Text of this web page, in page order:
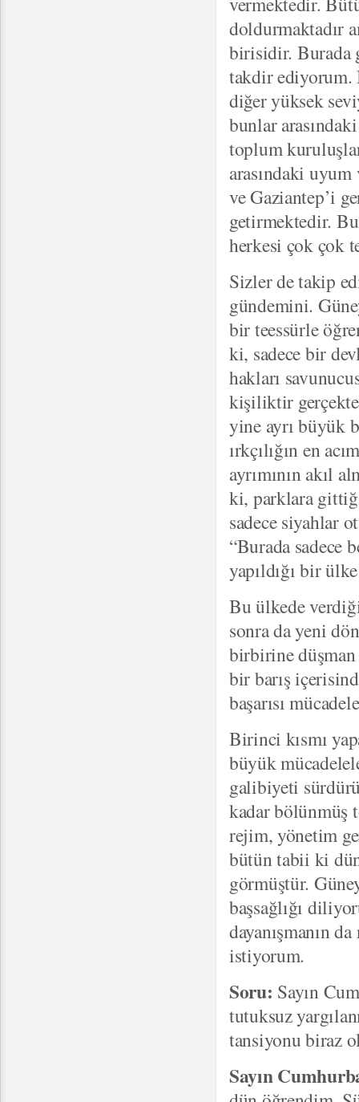
doldurmaktadır
birisidir. Burada
takdir ediyorum.
diğer yüksek
bunlar
toplum
arasındaki
ve Gaziantep’i
getirmektedir.
herkesi çok çok
Sizler de takip
gündemini.
bir teessürle
ki, sadece bir
hakları
kişiliktir
yine ayrı büyük
ırkçılığın en
ayrımının akıl
ki, parklara
sadece siyahlar
“Burada sadece
yapıldığı bir
Bu ülkede
sonra da yeni
birbirine
bir barış
başarısı
Birinci kısmı
büyük
galibiyeti
kadar bölünmüş
rejim, yönetim
bütün tabii ki
görmüştür.
başsağlığı
dayanışmanın
istiyorum.
Soru: Sayın
tutuksuz
tansiyonu biraz
Sayın